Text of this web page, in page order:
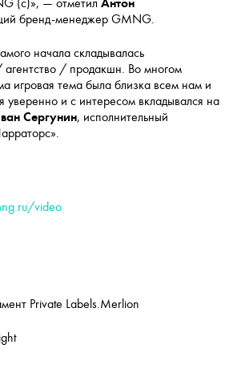
бренд-менеджер GMNG.
начала складывалась
/ продакшн. Во многом
игровая тема была близка всем нам и
уверенно и с интересом вкладывался на
Сергунин, исполнительный
video
Private Labels.Merlion